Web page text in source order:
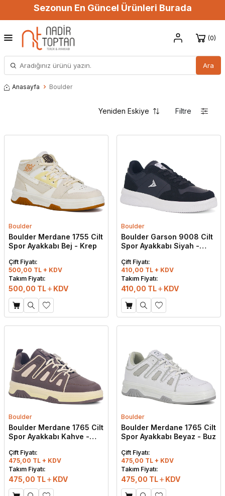
Sezonun En Güncel Ürünleri Burada
Ara
0
Anasayfa Boulder
Filtre
Boulder
Boulder Merdane 1755 Cilt
Spor Ayakkabı Bej - Krep
Çift Fiyatı:
500,00 TL + KDV
Takım Fiyatı:
500,00 TL KDV
Boulder
Boulder Garson 9008 Cilt
Spor Ayakkabı Siyah -
Çift Fiyatı:
410,00 TL + KDV
Takım Fiyatı:
410,00 TL KDV
Boulder
Boulder Merdane 1765 Cilt
Spor Ayakkabı Kahve -
Çift Fiyatı:
475,00 TL + KDV
Takım Fiyatı:
475,00 TL KDV
Boulder
Boulder Merdane 1765 Cilt
Spor Ayakkabı Beyaz - Buz
Çift Fiyatı:
475,00 TL + KDV
Takım Fiyatı:
475,00 TL KDV